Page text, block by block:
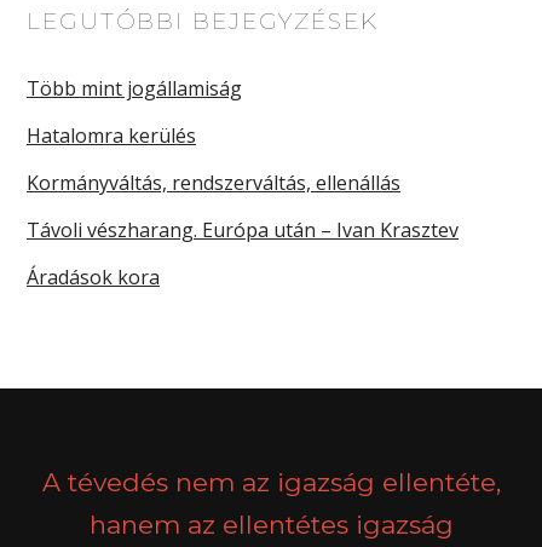
LEGUTÓBBI BEJEGYZÉSEK
Több mint jogállamiság
Hatalomra kerülés
Kormányváltás, rendszerváltás, ellenállás
Távoli vészharang. Európa után – Ivan Krasztev
Áradások kora
A tévedés nem az igazság ellentéte,
hanem az ellentétes igazság